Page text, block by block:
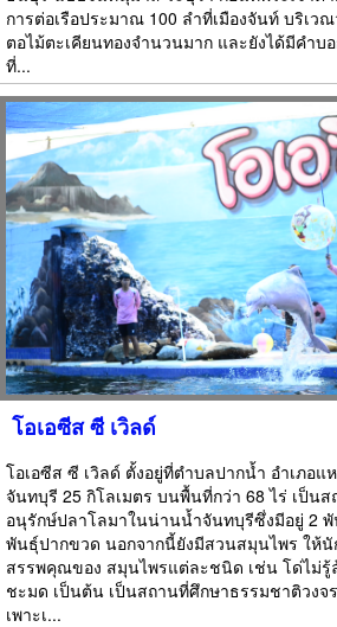
การต่อเรือประมาณ 100 ลำที่เมืองจันท์ บริเว
ตอไม้ตะเคียนทองจำนวนมาก และยังได้มีคำบ
ที่...
โอเอซีส ซี เวิลด์
โอเอซีส ซี เวิลด์ ตั้งอยู่ที่ตำบลปากน้ำ อำเภอแ
จันทบุรี 25 กิโลเมตร บนพื้นที่กว่า 68 ไร่ เป็น
อนุรักษ์ปลาโลมาในน่านน้ำจันทบุรีซึ่งมีอยู่ 2
พันธุ์ปากขวด นอกจากนี้ยังมีสวนสมุนไพร ให้นั
สรรพคุณของ สมุนไพรแต่ละชนิด เช่น โด่ไม่รู้
ชะมด เป็นต้น เป็นสถานที่ศึกษาธรรมชาติวงจ
เพาะเ...